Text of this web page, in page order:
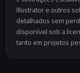
Illustrator e outros
detalhados sem
disponível sob a
tanto em projetos